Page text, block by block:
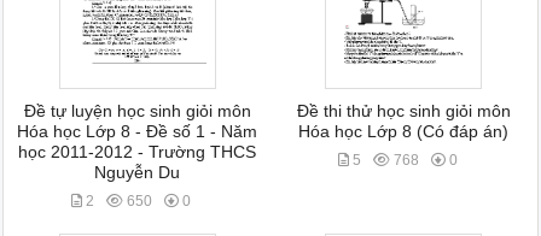
Đề tự luyện học sinh giỏi môn
Hóa học Lớp 8 - Đề số 1 - Năm
học 2011-2012 - Trường THCS
Nguyễn Du
2 650 0
Đề thi thử học sinh giỏi môn
Hóa học Lớp 8 (Có đáp án)
5 768 0